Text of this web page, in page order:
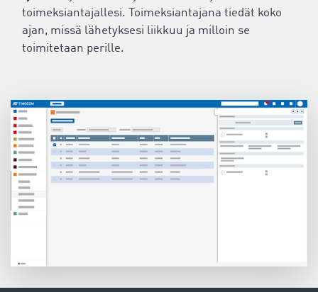
toimeksiantajallesi. Toimeksiantajana tiedät koko
ajan, missä lähetyksesi liikkuu ja milloin se
toimitetaan perille.